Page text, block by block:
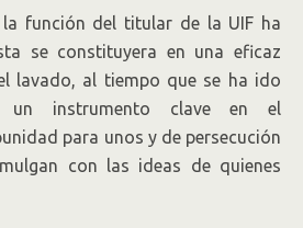
función del titular de la UIF ha
se constituyera en una eficaz
lavado, al tiempo que se ha ido
un instrumento clave en el
para unos y de persecución
con las ideas de quienes